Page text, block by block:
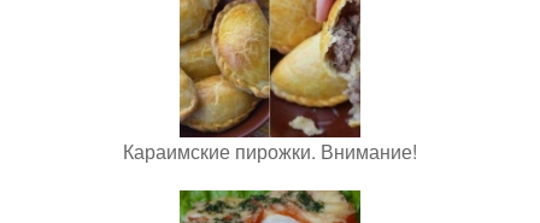
Караимские пирожки. Внимание!